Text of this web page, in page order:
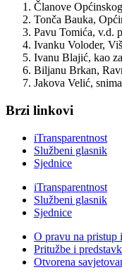
Članove
Tonča Bauka,
Pavu Tomića, v.d.
Ivanku Voloder,
Ivanu Blajić, kao
Biljanu Brkan,
Jakova Velić,
Brzi linkovi
iTransparentnost
Službeni glasnik
Sjednice
iTransparentnost
Službeni glasnik
Sjednice
O pravu na pristup
Pritužbe i
Otvorena